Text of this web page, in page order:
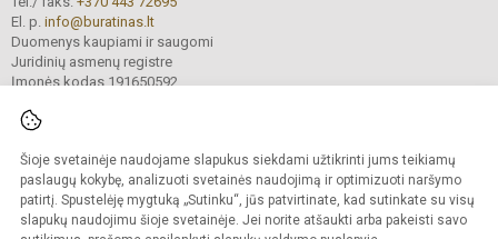
Šioje svetainėje naudojame slapukus siekdami užtikrinti jums teikiamų
paslaugų kokybę, analizuoti svetainės naudojimą ir optimizuoti naršymo
patirtį. Spustelėję mygtuką „Sutinku“, jūs patvirtinate, kad sutinkate su visų
slapukų naudojimu šioje svetainėje. Jei norite atšaukti arba pakeisti savo
El. p. info@buratinas.lt
Duomenys kaupiami ir saugomi
Juridinių asmenų registre
Įmonės kodas 191650592
© 2024. Mažeikių lopšelis - darželis „Buratinas“. Visos teisės saugomos.
Kopijuoti turinį be raštiško įstaigos administracijos sutikimo griežtai draudžiama.
Prieinamumo paraiška Slapukų valdymas